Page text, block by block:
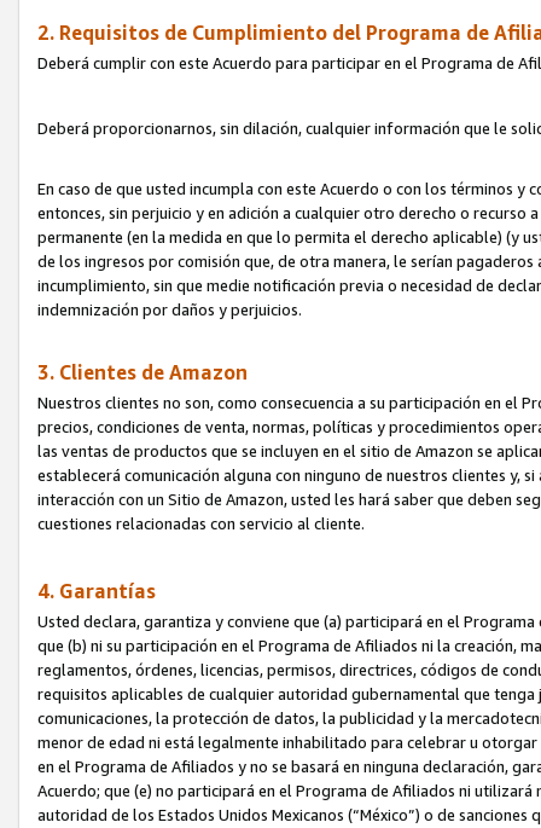
2. Requisitos de Cumplimiento del Programa de
Deberá cumplir con este Acuerdo para participar en el Programa de
Deberá proporcionarnos, sin dilación, cualquier información que le
En caso de que usted incumpla con este Acuerdo o con los términos
entonces, sin perjuicio y en adición a cualquier otro derecho o
permanente (en la medida en que lo permita el derecho aplicable) (y
de los ingresos por comisión que, de otra manera, le serían
incumplimiento, sin que medie notificación previa o necesidad de
indemnización por daños y perjuicios.
3. Clientes de Amazon
Nuestros clientes no son, como consecuencia a su participación en el
precios, condiciones de venta, normas, políticas y procedimientos
las ventas de productos que se incluyen en el sitio de Amazon se
establecerá comunicación alguna con ninguno de nuestros clientes y,
interacción con un Sitio de Amazon, usted les hará saber que deben
cuestiones relacionadas con servicio al cliente.
4. Garantías
Usted declara, garantiza y conviene que (a) participará en el
que (b) ni su participación en el Programa de Afiliados ni la creación,
reglamentos, órdenes, licencias, permisos, directrices, códigos de
requisitos aplicables de cualquier autoridad gubernamental que
comunicaciones, la protección de datos, la publicidad y la
menor de edad ni está legalmente inhabilitado para celebrar u
en el Programa de Afiliados y no se basará en ninguna declaración,
Acuerdo; que (e) no participará en el Programa de Afiliados ni
autoridad de los Estados Unidos Mexicanos (“México”) o de